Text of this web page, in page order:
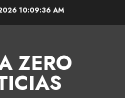
10:09:37 AM
ZERO